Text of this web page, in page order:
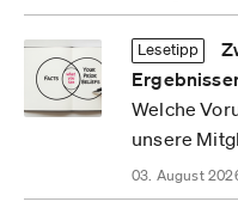
Lesetipp
Welche
unsere
03. August